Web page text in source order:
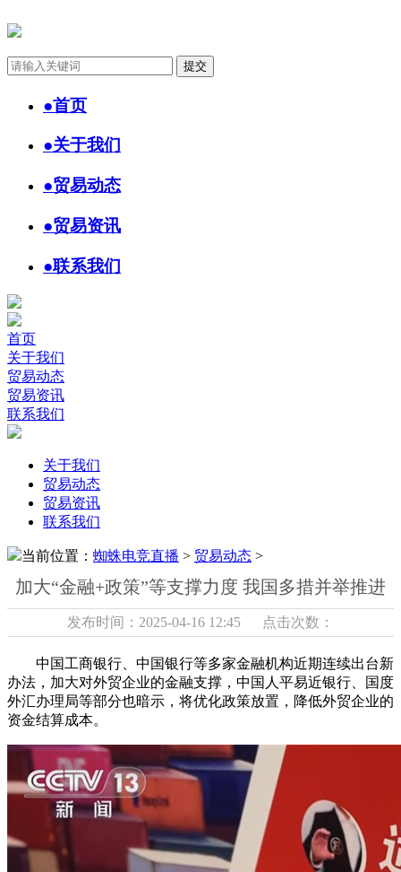
●首页
●关于我们
●贸易动态
●贸易资讯
●联系我们
首页
关于我们
贸易动态
贸易资讯
联系我们
关于我们
贸易动态
贸易资讯
联系我们
当前位置： 蜘蛛电竞直播 > 贸易动态 >
加大“金融+政策”等支撑力度 我国多措并举推进
发布时间：2025-04-16 12:45 点击次数：
中国工商银行、中国银行等多家金融机构近期连续出台新
办法，加大对外贸企业的金融支撑，中国人平易近银行、国度
外汇办理局等部分也暗示，将优化政策放置，降低外贸企业的
资金结算成本。